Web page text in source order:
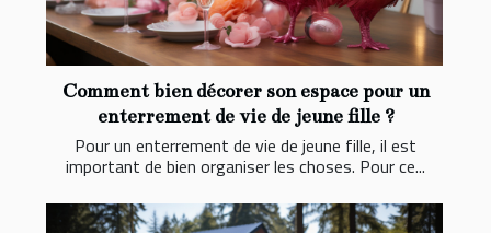
Comment bien décorer son espace pour un
enterrement de vie de jeune fille ?
Pour un enterrement de vie de jeune fille, il est
important de bien organiser les choses. Pour ce...